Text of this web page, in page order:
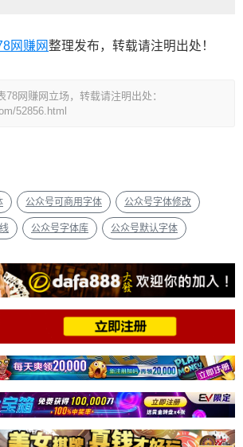
网赚网整理发布，转载请注明出处！
网赚网立场，转载请注明出处：
52856.html
公众号可商用字体 公众号字体修改
公众号字体库 公众号默认字体